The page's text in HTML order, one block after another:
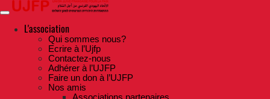
Skip
to
contentL'association
Qui sommes nous?
Ecrire à l’Ujfp
Contactez-nous
Adhérer à l’UJFP
Faire un don à l’UJFP
Nos amis